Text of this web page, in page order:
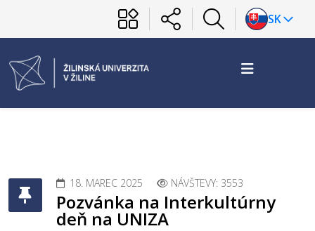
SK
18. MAREC 2025 NÁVŠTEVY: 3553
Pozvánka na Interkultúrny
deň na UNIZA